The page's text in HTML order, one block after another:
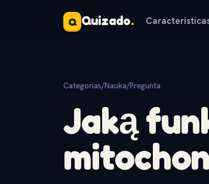
Q Quizado.
Categorias/Nauka/Pregunta
Jaką